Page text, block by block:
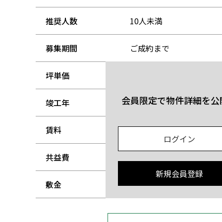
推奨人数 10人未満
募集期間 ご成約まで
坪単価
竣工年 -
賃料 -
共益費
敷金 -
会員限定で物件詳細を
ログイン
新規会員登録